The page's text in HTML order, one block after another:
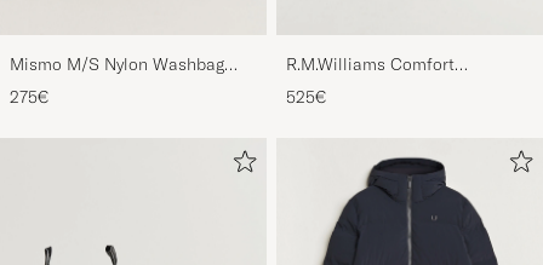
Mismo M/S Nylon Washbag
Navy/Dark Brown
275€
R.M.Williams Comfort
Craftsman G Boot Black Suede
525€